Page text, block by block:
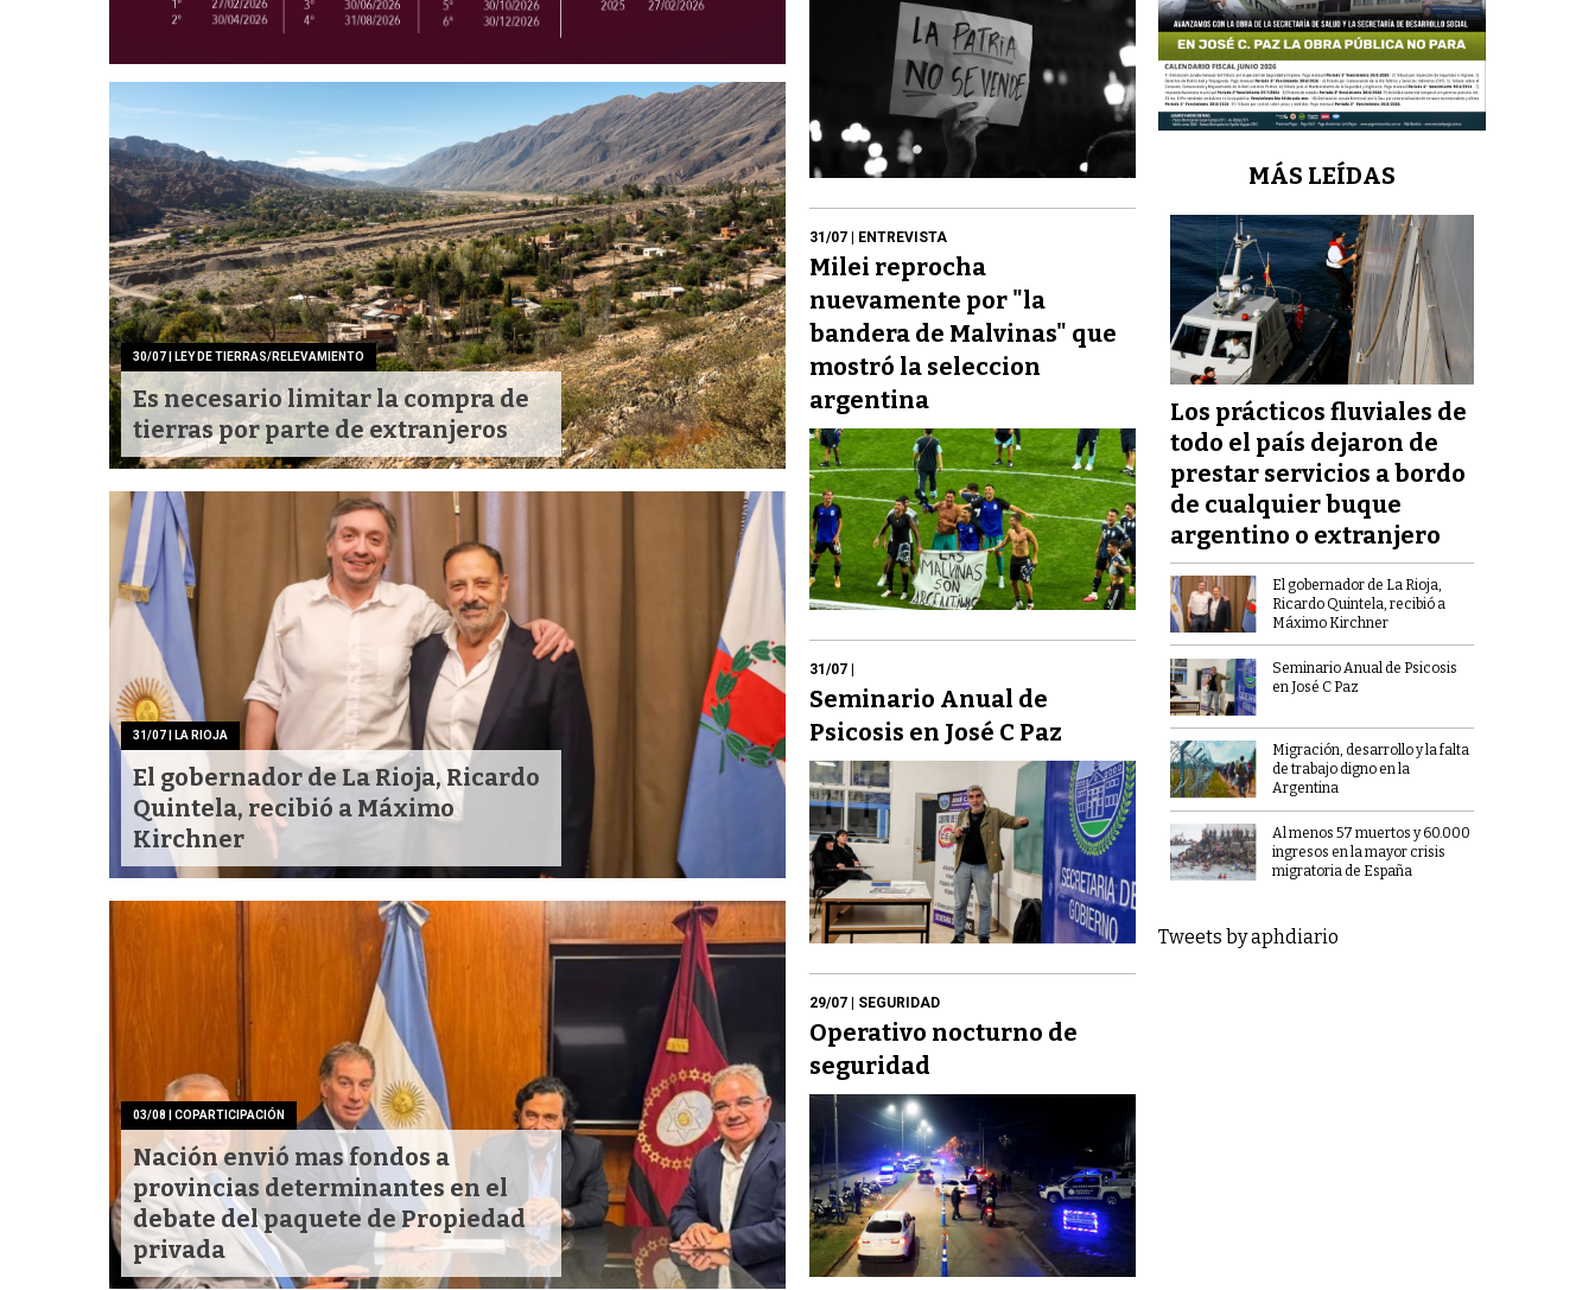
30/07 | LEY DE TIERRAS/RELEVAMIENTO
Es necesario limitar la compra de
tierras por parte de extranjeros
31/07 | LA RIOJA
El gobernador de La Rioja, Ricardo
Quintela, recibió a Máximo
Kirchner
03/08 | COPARTICIPACIÓN
Nación envió mas fondos a
provincias determinantes en el
debate del paquete de Propiedad
privada
31/07| ENTREVISTA
Milei reprocha
nuevamente por "la
bandera de Malvinas" que
mostró la seleccion
argentina
31/07|
Seminario Anual de
Psicosis en José C Paz
29/07| SEGURIDAD
Operativo nocturno de
seguridad
MÁS LEÍDAS
Los prácticos fluviales de
todo el país dejaron de
prestar servicios a bordo
de cualquier buque
argentino o extranjero
El gobernador de La Rioja,
Ricardo Quintela, recibió a
Máximo Kirchner
Seminario Anual de Psicosis
en José C Paz
Migración, desarrollo y la falta
de trabajo digno en la
Argentina
Al menos 57 muertos y 60.000
ingresos en la mayor crisis
migratoria de España
Tweets by aphdiario